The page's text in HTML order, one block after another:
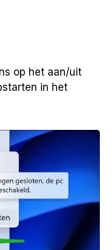
op het aan/uit
in het